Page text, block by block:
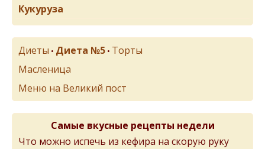
Кукуруза
Диеты • Диета №5 • Торты
Масленица
Меню на Великий пост
Самые вкусные рецепты недели
Что можно испечь из кефира на скорую руку